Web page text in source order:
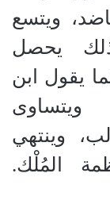
ويتسع
يحصل
يقول ابن
ويتساوى
وينتهي
المُلْك.